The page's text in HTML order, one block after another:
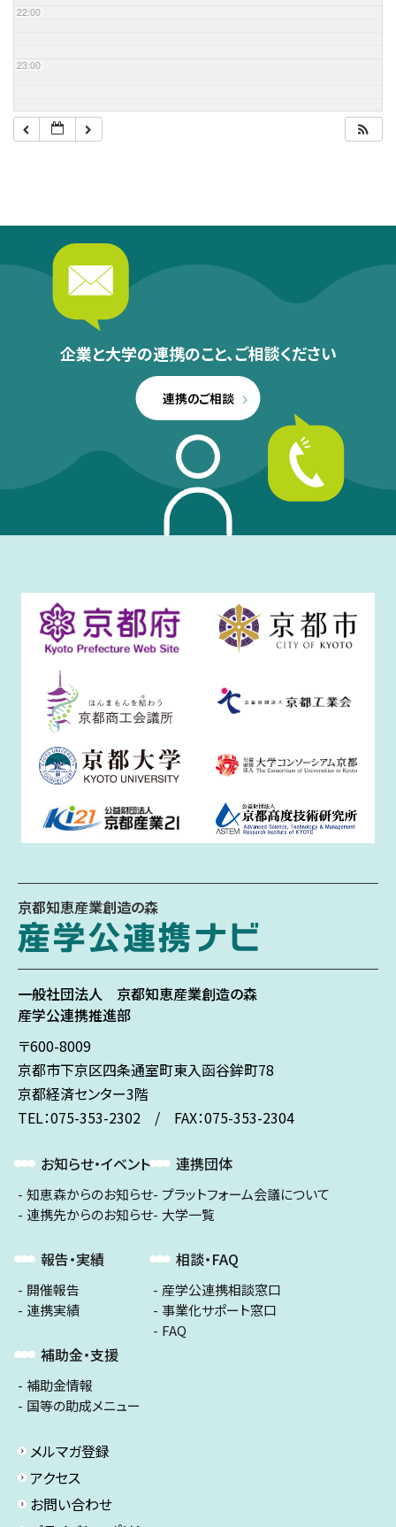
22:00
23:00
企業と大学の連携のこと、ご相談ください
連携のご相談
京都知恵産業創造の森
一般社団法人 京都知恵産業創造の森
産学公連携推進部
〒600-8009
京都市下京区四条通室町東入函谷鉾町78
京都経済センター3階
TEL：075-353-2302 / FAX：075-353-2304
お知らせ・イベント
知恵森からのお知らせ
連携先からのお知らせ
報告・実績
開催報告
連携実績
補助金・支援
補助金情報
国等の助成メニュー
連携団体
プラットフォーム会議について
大学一覧
相談・FAQ
産学公連携相談窓口
事業化サポート窓口
FAQ
メルマガ登録
アクセス
お問い合わせ